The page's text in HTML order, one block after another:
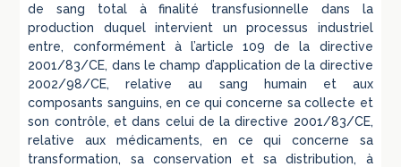
de sang total à finalité transfusionnelle dans la
production duquel intervient un processus industriel
entre, conformément à l’article 109 de la directive
2001/83/CE, dans le champ d’application de la directive
2002/98/CE, relative au sang humain et aux
composants sanguins, en ce qui concerne sa collecte et
son contrôle, et dans celui de la directive 2001/83/CE,
relative aux médicaments, en ce qui concerne sa
transformation, sa conservation et sa distribution, à